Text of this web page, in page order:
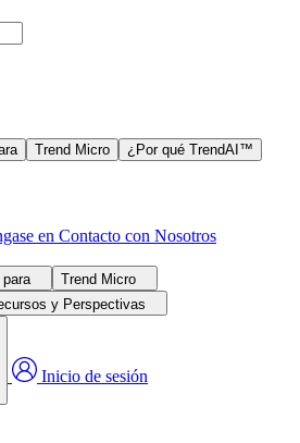
Trend Micro
¿Por qué TrendAI™
en Contacto con Nosotros
para
Trend Micro
y Perspectivas
Inicio de sesión